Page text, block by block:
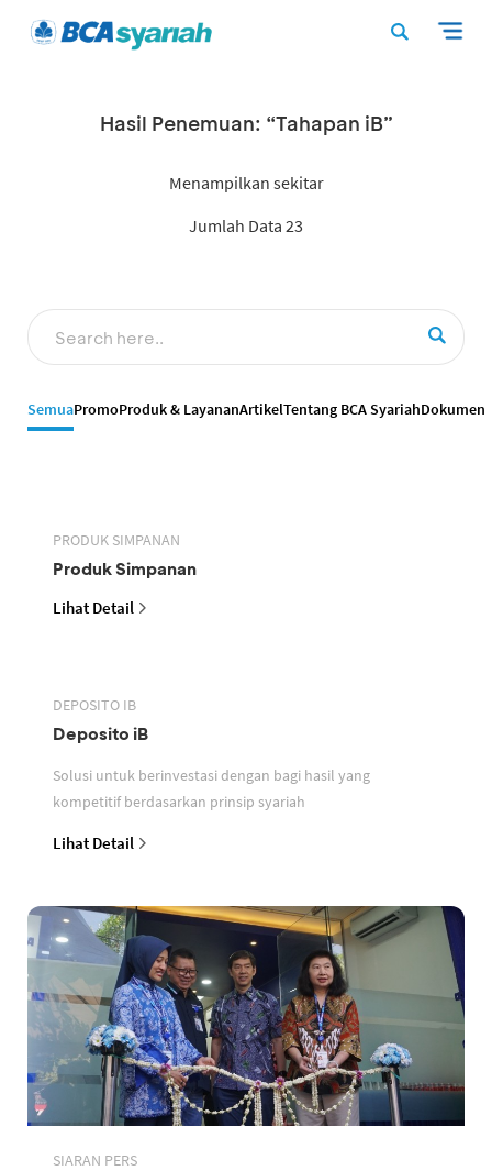
Hasil Penemuan: “Tahapan iB”
Menampilkan sekitar
Jumlah Data 23
SemuaPromoProduk & LayananArtikelTentang BCA SyariahDokumen
PRODUK SIMPANAN
Produk Simpanan
Lihat Detail
DEPOSITO IB
Deposito iB
Solusi untuk berinvestasi dengan bagi hasil yang
kompetitif berdasarkan prinsip syariah
Lihat Detail
SIARAN PERS